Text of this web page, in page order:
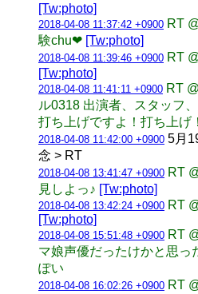
[Tw:photo]
2018-04-08 11:37:42 +0900 RT
験chu❤︎ [Tw:photo]
2018-04-08 11:39:46 +0900 RT
[Tw:photo]
2018-04-08 11:41:11 +0900 RT
ル0318 出演者、スタッフ
打ち上げですよ！打ち上げ
2018-04-08 11:42:00 +0900 5月
念 > RT
2018-04-08 13:41:47 +0900 RT
見しよっ♪ [Tw:photo]
2018-04-08 13:42:24 +0900 RT
[Tw:photo]
2018-04-08 15:51:48 +0900 RT
マ娘声優だったけかと思っ
ぽい
2018-04-08 16:02:26 +0900 RT